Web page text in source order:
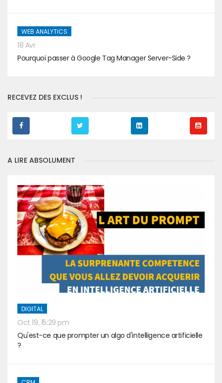
WEB ANALYTICS
18 Avr
Pourquoi passer à Google Tag Manager Server-Side ?
RECEVEZ DES EXCLUS !
A LIRE ABSOLUMENT
DIGITAL
Oct 19, 15:29 pm
Qu'est-ce que prompter un algo d'intelligence artificielle
?